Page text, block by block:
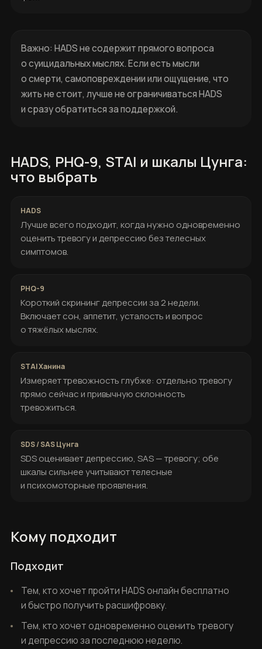
Важно: HADS не содержит прямого вопроса
о суицидальных мыслях. Если есть мысли
о смерти, самоповреждении или ощущение, что
жить не стоит, лучше не ограничиваться HADS
и сразу обратиться за поддержкой.
HADS, PHQ-9, STAI и шкалы Цунга:
что выбрать
Лучше всего подходит, когда нужно одновременно
оценить тревогу и депрессию без телесных
симптомов.
Короткий скрининг депрессии за 2 недели.
Включает сон, аппетит, усталость и вопрос
о тяжёлых мыслях.
Измеряет тревожность глубже: отдельно тревогу
прямо сейчас и привычную склонность
тревожиться.
SDS оценивает депрессию, SAS — тревогу; обе
шкалы сильнее учитывают телесные
и психомоторные проявления.
Кому подходит
Подходит
Тем, кто хочет пройти HADS онлайн бесплатно
и быстро получить расшифровку.
Тем, кто хочет одновременно оценить тревогу
и депрессию за последнюю неделю.